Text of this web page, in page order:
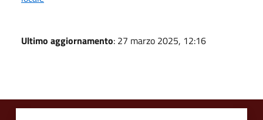
Ultimo aggiornamento: 27 marzo 2025, 12:16